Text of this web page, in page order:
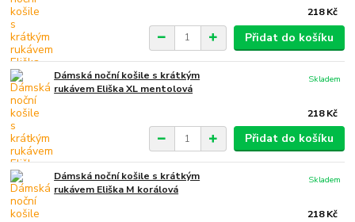
218 Kč
Přidat do košíku
Dámská noční košile s krátkým
rukávem Eliška XL mentolová
218 Kč
Skladem
Přidat do košíku
Dámská noční košile s krátkým
rukávem Eliška M korálová
218 Kč
Skladem